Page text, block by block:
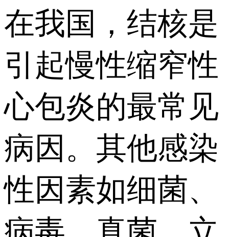
在我国，结核是
引起慢性缩窄性
心包炎的最常见
病因。其他感染
性因素如细菌、